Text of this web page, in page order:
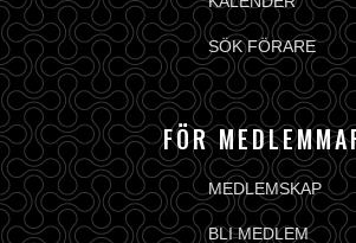
SÖK FÖRARE
FÖR
MEDLEMSKAP
BLI MEDLEM